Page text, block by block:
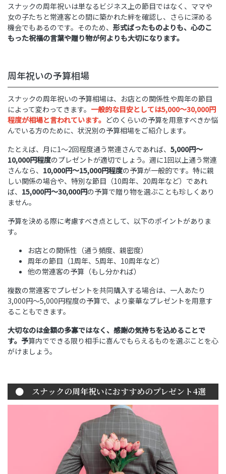
スナックの周年祝いは単なるビジネス上の節目ではなく、ママや
女の子たちと常連客との間に築かれた絆を確認し、さらに深める
機会でもあるのです。そのため、 形式ばったものよりも、心のこ
もった祝福の言葉や贈り物が何よりも大切になります。
周年祝いの予算相場
スナックの周年祝いの予算相場は、お店との関係性や周年の節目
によって変わってきます。 一般的な目安としては5,000〜30,000円
程度が相場と言われています。 どのくらいの予算を用意すべきか悩
んでいる方のために、状況別の予算相場をご紹介します。
たとえば、月に1〜2回程度通う常連さんであれば、 5,000円〜
10,000円程度のプレゼントが適切でしょう。週に1回以上通う常連
さんなら、 10,000円〜15,000円程度の予算が一般的です。特に親
しい関係の場合や、特別な節目（10周年、20周年など）であれ
ば、 15,000円〜30,000円の予算で贈り物を選ぶことも珍しくあり
ません。
予算を決める際に考慮すべき点として、以下のポイントがありま
す。
お店との関係性（通う頻度、親密度）
周年の節目（1周年、5周年、10周年など）
他の常連客の予算（もし分かれば）
複数の常連客でプレゼントを共同購入する場合は、一人あたり
3,000円〜5,000円程度の予算で、より豪華なプレゼントを用意す
ることもできます。
大切なのは金額の多寡ではなく、感謝の気持ちを込めることで
す。予算内でできる限り相手に喜んでもらえるものを選ぶことを心
がけましょう。
スナックの周年祝いにおすすめのプレゼント4選